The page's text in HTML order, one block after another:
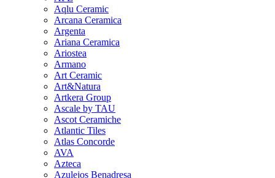
Aqlu Ceramic
Arcana Ceramica
Argenta
Ariana Ceramica
Ariostea
Armano
Art Ceramic
Art&Natura
Artkera Group
Ascale by TAU
Ascot Ceramiche
Atlantic Tiles
Atlas Concorde
AVA
Azteca
Azulejos Benadresa